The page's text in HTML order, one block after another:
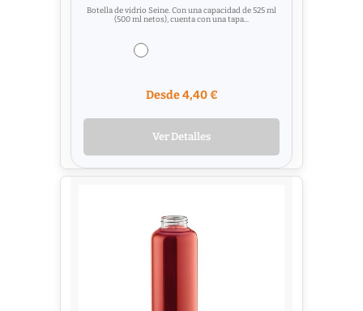
Botella de vidrio Seine. Con una capacidad de 525 ml
(500 ml netos), cuenta con una tapa...
Desde 4,40 €
Ver Detalles